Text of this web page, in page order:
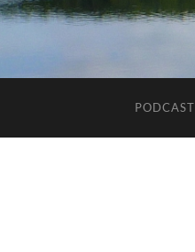
PODCAST